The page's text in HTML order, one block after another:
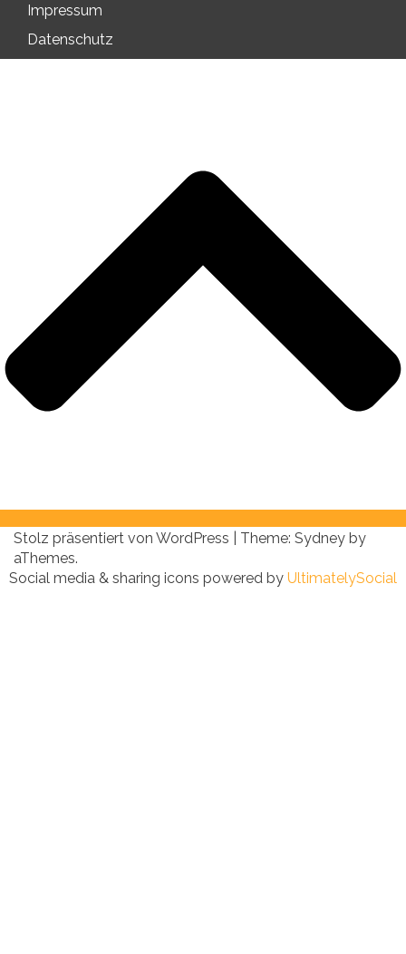
Impressum
Datenschutz
Stolz präsentiert von WordPress Theme: Sydney by
aThemes.
Social media & sharing icons powered by UltimatelySocial